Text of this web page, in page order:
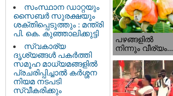
സംസ്ഥാന ഡാറ്റയും
സൈബർ സുരക്ഷയും
ശക്തിപ്പെടുത്തും : മന്ത്രി
പി. കെ. കുഞ്ഞാലിക്കുട്ടി
സ്വകാര്യ
ദൃശ്യങ്ങള്‍ പകര്‍ത്തി
സമൂഹ മാധ്യമങ്ങളില്‍
പ്രചരിപ്പിച്ചാൽ കർശ്ശന
നിയമ നടപടി
സ്വീകരിക്കും
പഴങ്ങളില്‍
നിന്നും വീര്യം...